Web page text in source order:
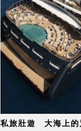
私旅壯遊 大海上的